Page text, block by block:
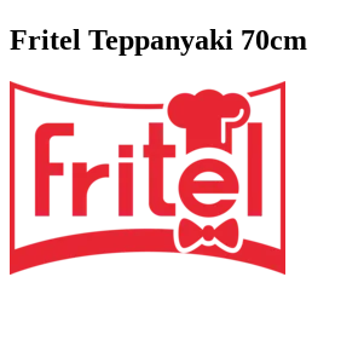
Fritel Teppanyaki 70cm